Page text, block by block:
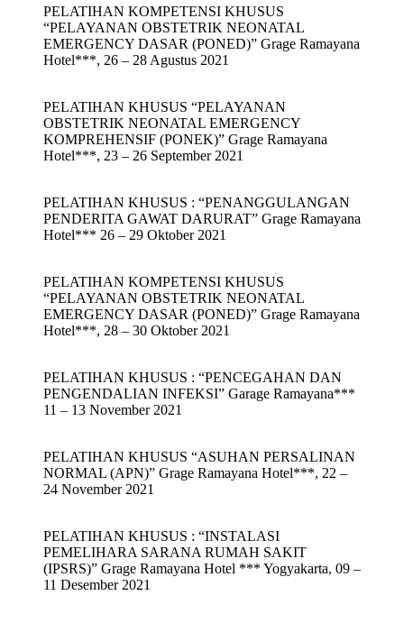
PELATIHAN KOMPETENSI KHUSUS
“PELAYANAN OBSTETRIK NEONATAL
EMERGENCY DASAR (PONED)” Grage Ramayana
Hotel***, 26 – 28 Agustus 2021
PELATIHAN KHUSUS “PELAYANAN
OBSTETRIK NEONATAL EMERGENCY
KOMPREHENSIF (PONEK)” Grage Ramayana
Hotel***, 23 – 26 September 2021
PELATIHAN KHUSUS : “PENANGGULANGAN
PENDERITA GAWAT DARURAT” Grage Ramayana
Hotel*** 26 – 29 Oktober 2021
PELATIHAN KOMPETENSI KHUSUS
“PELAYANAN OBSTETRIK NEONATAL
EMERGENCY DASAR (PONED)” Grage Ramayana
Hotel***, 28 – 30 Oktober 2021
PELATIHAN KHUSUS : “PENCEGAHAN DAN
PENGENDALIAN INFEKSI” Garage Ramayana***
11 – 13 November 2021
PELATIHAN KHUSUS “ASUHAN PERSALINAN
NORMAL (APN)” Grage Ramayana Hotel***, 22 –
24 November 2021
PELATIHAN KHUSUS : “INSTALASI
PEMELIHARA SARANA RUMAH SAKIT
(IPSRS)” Grage Ramayana Hotel *** Yogyakarta, 09 –
11 Desember 2021